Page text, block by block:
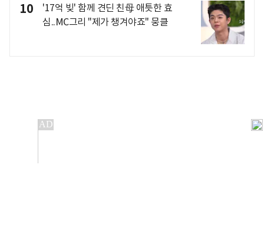
10
'17억 빚' 함께 견딘 친母 애틋한 효
심..MC그리 "제가 챙겨야죠" 뭉클